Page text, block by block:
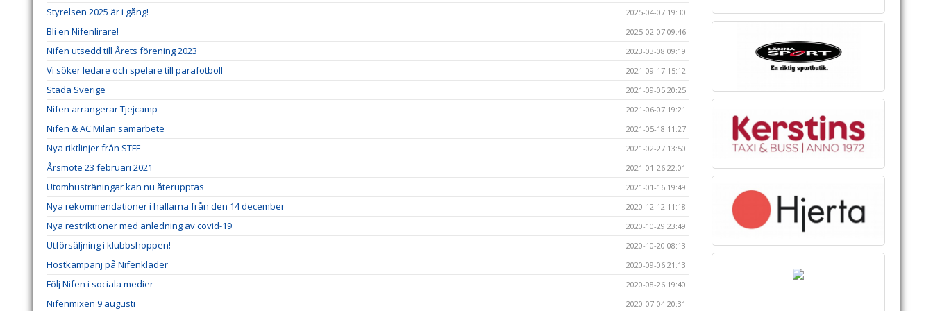
Styrelsen 2025 är i gång! 2025-04-07 19:30
Bli en Nifenlirare! 2025-02-07 09:46
Nifen utsedd till Årets förening 2023 2023-03-08 09:19
Vi söker ledare och spelare till parafotboll 2021-09-17 15:12
Städa Sverige 2021-09-05 20:25
Nifen arrangerar Tjejcamp 2021-06-07 19:21
Nifen & AC Milan samarbete 2021-05-18 11:27
Nya riktlinjer från STFF 2021-02-27 13:50
Årsmöte 23 februari 2021 2021-01-26 22:01
Utomhusträningar kan nu återupptas 2021-01-16 19:49
Nya rekommendationer i hallarna från den 14 december 2020-12-12 11:18
Nya restriktioner med anledning av covid-19 2020-10-29 23:49
Utförsäljning i klubbshoppen! 2020-10-20 08:13
Höstkampanj på Nifenkläder 2020-09-06 21:13
Följ Nifen i sociala medier 2020-08-26 19:40
Nifenmixen 9 augusti 2020-07-04 20:31